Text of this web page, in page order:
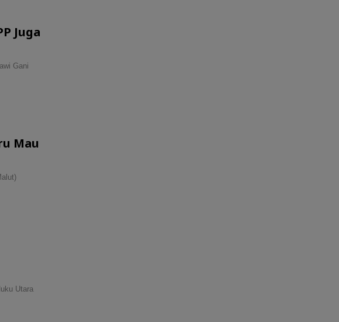
Juga
Gani
Mau
Utara